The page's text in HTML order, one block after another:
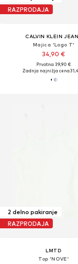
RAZPRODAJA
CALVIN KLEIN
Majica 'Logo T'
34,90 €
Prvotno: 39,90 €
Zadnja najnižja cena
2 delno pakiranje
RAZPRODAJA
LMTD
Top 'NOVE'